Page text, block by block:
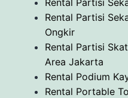
Rental Partisi
Ongkir
Rental Partisi
Area Jakarta
Rental Podium
Rental Portable